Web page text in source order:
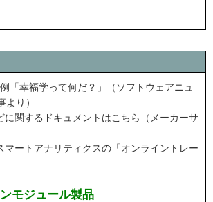
「幸福学って何だ？」（ソフトウェアニュ
り）
関するドキュメントはこちら（メーカーサ
ートアナリティクスの「オンライントレー
モジュール製品